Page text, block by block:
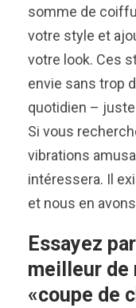
somme de
votre style et
votre look. Ces
envie sans trop
quotidien –
Si vous
vibrations
intéressera. Il
et nous en
Essayez
meilleur
«coupe de